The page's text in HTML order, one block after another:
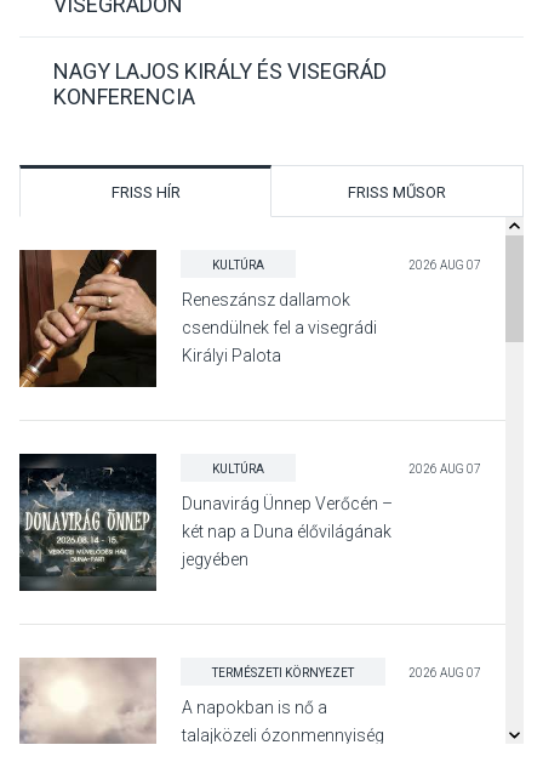
NAGY LAJOS KIRÁLY ÉS VISEGRÁD
KONFERENCIA
FRISS HÍR FRISS MŰSOR
KULTÚRA 2026 AUG 07
Reneszánsz dallamok
csendülnek fel a visegrádi
Királyi Palota
KULTÚRA 2026 AUG 07
Dunavirág Ünnep Verőcén –
két nap a Duna élővilágának
jegyében
TERMÉSZETI KÖRNYEZET 2026 AUG 07
A napokban is nő a
talajközeli ózonmennyiség